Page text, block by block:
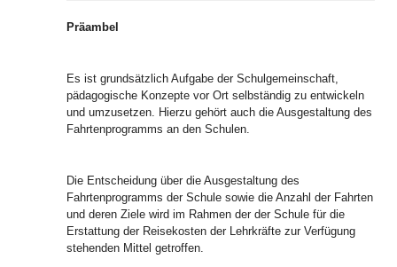
Präambel
Es ist grundsätzlich Aufgabe der Schulgemeinschaft,
pädagogische Konzepte vor Ort selbständig zu entwickeln
und umzusetzen. Hierzu gehört auch die Ausgestaltung des
Fahrtenprogramms an den Schulen.
Die Entscheidung über die Ausgestaltung des
Fahrtenprogramms der Schule sowie die Anzahl der Fahrten
und deren Ziele wird im Rahmen der der Schule für die
Erstattung der Reisekosten der Lehrkräfte zur Verfügung
stehenden Mittel getroffen.